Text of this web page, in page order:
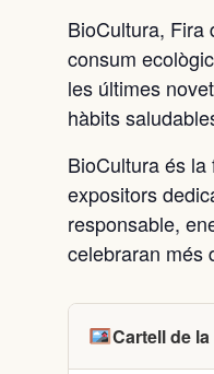
BioCultura, Fira
consum
les últimes
hàbits
BioCultura és
expositors
responsable,
celebraran més
Cartell de la